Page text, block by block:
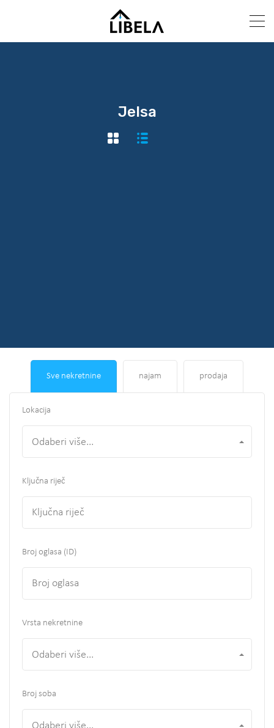
Jelsa
Sve nekretnine najam prodaja
Lokacija
Odaberi više...
Ključna riječ
Broj oglasa (ID)
Vrsta nekretnine
Odaberi više...
Broj soba